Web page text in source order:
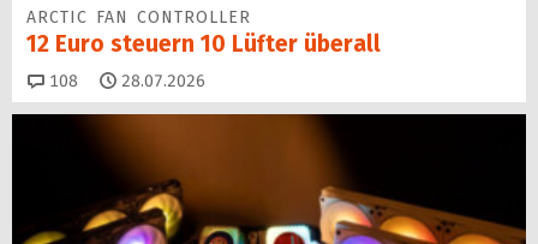
ARCTIC FAN CONTROLLER
12 Euro steuern 10 Lüfter überall
108 Kommentare
28.07.2026